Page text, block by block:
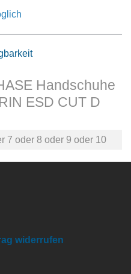
Handschuhe
ESD CUT D
7 oder 8 oder 9 oder 10
widerrufen